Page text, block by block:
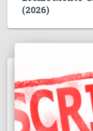
(2026)